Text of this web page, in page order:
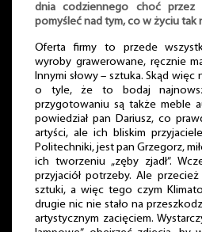
dnia codziennego choć
pomyśleć nad tym, co w życiu tak
Oferta firmy to przede
wyroby grawerowane, ręcznie
Innymi słowy – sztuka. Skąd
o tyle, że to bodaj
przygotowaniu są także meble
powiedział pan Dariusz, co
artyści, ale ich bliskim
Politechniki, jest pan Grzegorz,
ich tworzeniu „zęby zjadł”.
przyjaciół potrzeby. Ale
sztuki, a więc tego czym
drugie nic nie stało na
artystycznym zacięciem.